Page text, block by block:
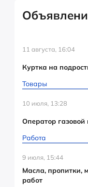
11 августа, 16:04
Куртка на
Товары
10 июля, 13:28
Оператор газовой
Работа
9 июля, 15:44
Масла, пропитки,
работ